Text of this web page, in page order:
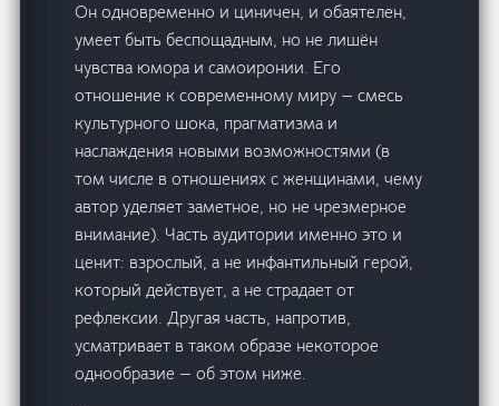
Он одновременно и циничен, и обаятелен,
умеет быть беспощадным, но не лишён
чувства юмора и самоиронии. Его
отношение к современному миру — смесь
культурного шока, прагматизма и
наслаждения новыми возможностями (в
том числе в отношениях с женщинами, чему
автор уделяет заметное, но не чрезмерное
внимание). Часть аудитории именно это и
ценит: взрослый, а не инфантильный герой,
который действует, а не страдает от
рефлексии. Другая часть, напротив,
усматривает в таком образе некоторое
однообразие — об этом ниже.